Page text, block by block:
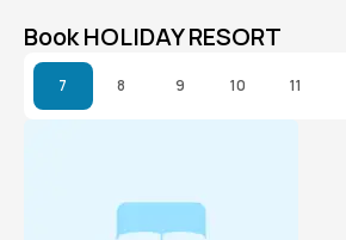
Book HOLIDAY RESORT
7 8 9 10 11